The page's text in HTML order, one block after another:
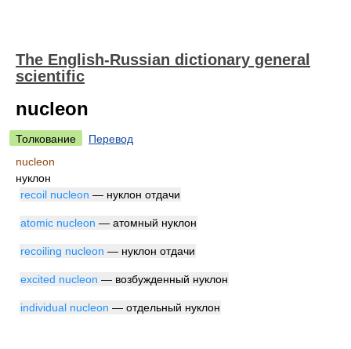
The English-Russian dictionary general
scientific
nucleon
Толкование
Перевод
nucleon
нуклон
recoil nucleon — нуклон отдачи
atomic nucleon — атомный нуклон
recoiling nucleon — нуклон отдачи
excited nucleon — возбужденный нуклон
individual nucleon — отдельный нуклон